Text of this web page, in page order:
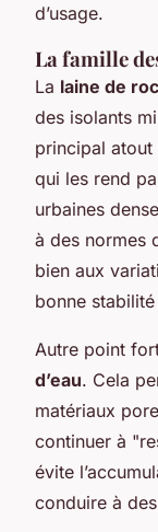
d’usage.
La famille
La laine de
des isolants
principal atout
qui les rend
urbaines
à des normes
bien aux
bonne
Autre point
d’eau. Cela
matériaux
continuer à
évite
conduire à